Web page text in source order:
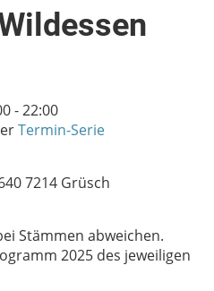
- 22:00
Termin-Serie
7214 Grüsch
Stämmen abweichen.
2025 des jeweiligen